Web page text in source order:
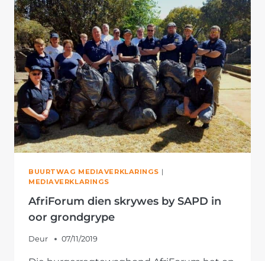
NEEM
AAN
NASIONALE
PATROLLIE
DEEL
BUURTWAG MEDIAVERKLARINGS |
MEDIAVERKLARINGS
AfriForum dien skrywes by SAPD in
oor grondgrype
Deur 07/11/2019